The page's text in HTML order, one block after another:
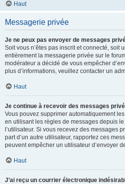
Haut
Messagerie privée
Je ne peux pas envoyer de messages
Soit vous n’êtes pas inscrit et connecté, soit
entièrement la messagerie privée sur le
modérateur a décidé de vous empêcher
plus d’informations, veuillez contacter un
Haut
Je continue à recevoir des messages
Vous pouvez supprimer automatiquement
en utilisant les règles de messages depuis
l’utilisateur. Si vous recevez des messages
part d’un autre utilisateur, rapportez ces
peuvent empêcher un utilisateur d’envoyer
Haut
J’ai reçu un courrier électronique